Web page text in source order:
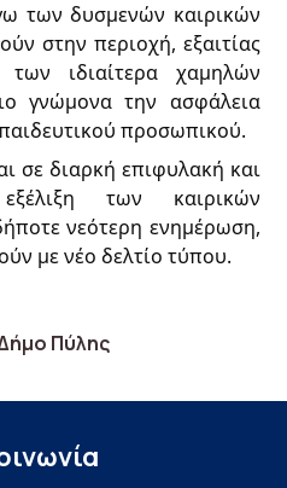
των δυσμενών καιρικών
στην περιοχή, εξαιτίας
ιδιαίτερα χαμηλών
γνώμονα την ασφάλεια
προσωπικού.
σε διαρκή επιφυλακή και
των καιρικών
νεότερη ενημέρωση,
με νέο δελτίο τύπου.
Πύλης